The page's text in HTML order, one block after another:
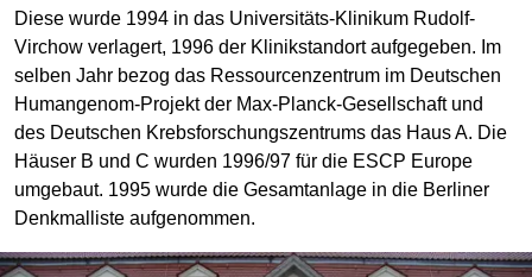
Diese wurde 1994 in das Universitäts-Klinikum Rudolf-
Virchow verlagert, 1996 der Klinikstandort aufgegeben. Im
selben Jahr bezog das Ressourcenzentrum im Deutschen
Humangenom-Projekt der Max-Planck-Gesellschaft und
des Deutschen Krebsforschungszentrums das Haus A. Die
Häuser B und C wurden 1996/97 für die ESCP Europe
umgebaut. 1995 wurde die Gesamtanlage in die Berliner
Denkmalliste aufgenommen.